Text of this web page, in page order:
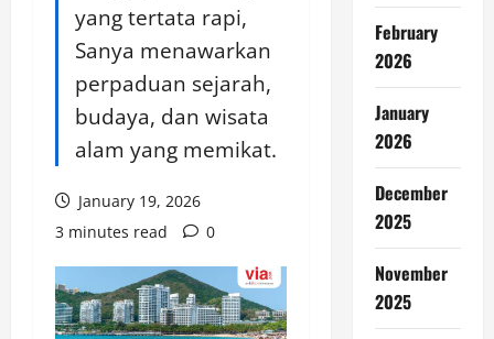
yang tertata rapi,
Sanya menawarkan
perpaduan sejarah,
budaya, dan wisata
alam yang memikat.
January 19, 2026
3 minutes read
0
February
2026
January
2026
December
2025
November
2025